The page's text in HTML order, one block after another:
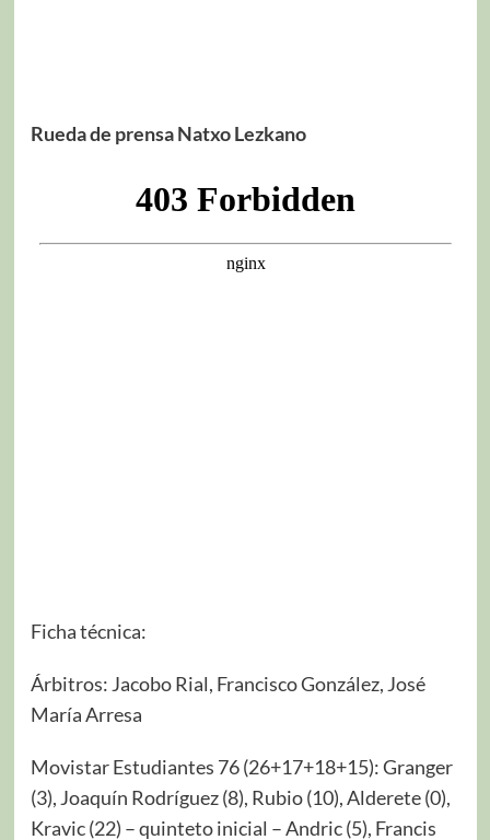
Rueda de prensa Natxo Lezkano
Ficha técnica:
Árbitros: Jacobo Rial, Francisco González, José
María Arresa
Movistar Estudiantes 76 (26+17+18+15): Granger
(3), Joaquín Rodríguez (8), Rubio (10), Alderete (0),
Kravic (22) – quinteto inicial – Andric (5), Francis